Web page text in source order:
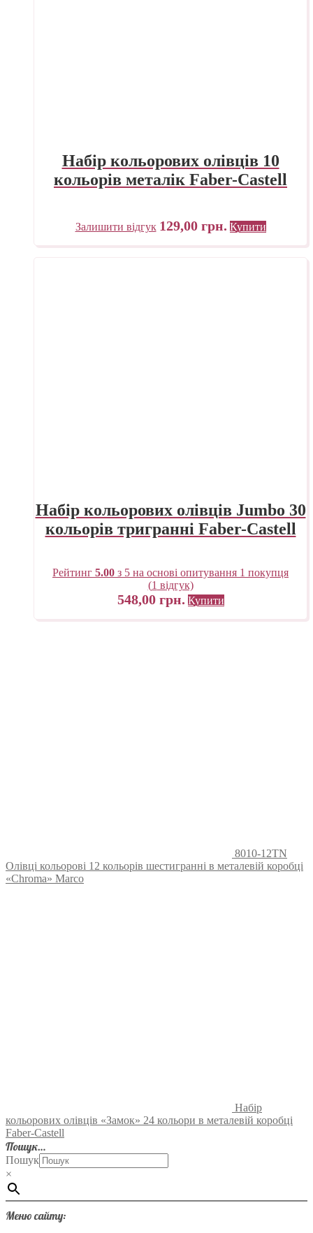
Набір кольорових олівців 10
кольорів металік Faber-Castell
Залишити відгук 129,00 грн. Купити
Набір кольорових олівців Jumbo 30
кольорів тригранні Faber-Castell
Рейтинг 5.00 з 5 на основі опитування 1 покупця
(1 відгук)
548,00 грн. Купити
8010-12TN
Олівці кольорові 12 кольорів шестигранні в металевій коробці
«Chroma» Marco
Набір
кольорових олівців «Замок» 24 кольори в металевій коробці
Faber-Castell
Пошук…
Пошук
×
Меню сайту: